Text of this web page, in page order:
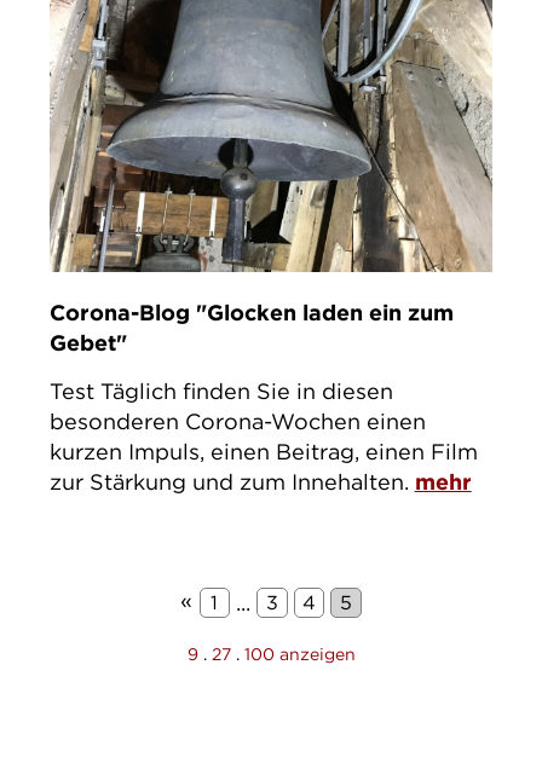
Corona-Blog "Glocken laden ein zum
Gebet"
Test Täglich finden Sie in diesen
besonderen Corona-Wochen einen
kurzen Impuls, einen Beitrag, einen Film
zur Stärkung und zum Innehalten. mehr
« 1 ... 3 4 5
9. 27. 100 anzeigen